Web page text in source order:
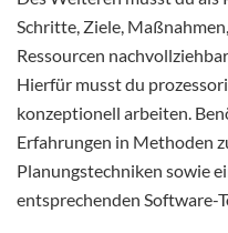
Schritte, Ziele,
Ressourcen
Hierfür musst du
konzeptionell arbeiten.
Erfahrungen in Methoden
Planungstechniken sowie
entsprechenden Software-